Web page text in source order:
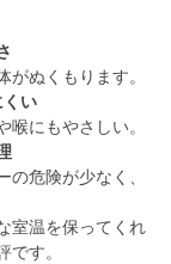
ぬくもります。
い
にもやさしい。
危険が少なく、
室温を保ってくれ
す。